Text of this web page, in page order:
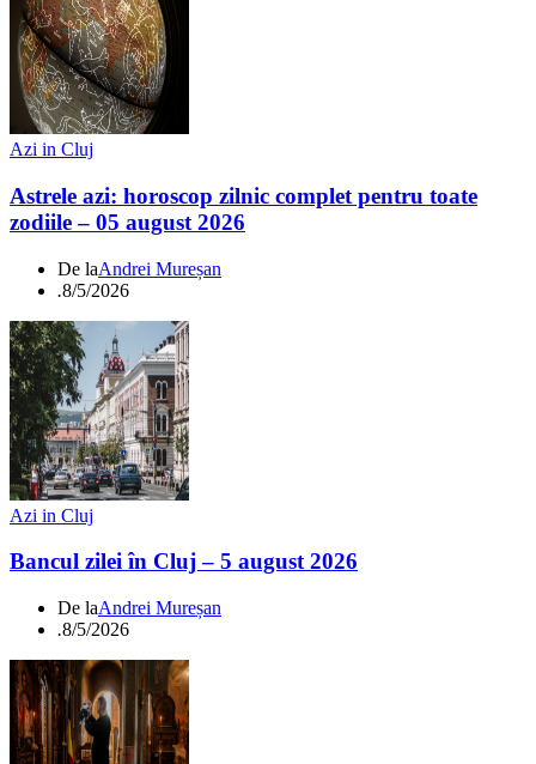
Azi in Cluj
Astrele azi: horoscop zilnic complet pentru toate
zodiile – 05 august 2026
De laAndrei Mureșan
.8/5/2026
Azi in Cluj
Bancul zilei în Cluj – 5 august 2026
De laAndrei Mureșan
.8/5/2026